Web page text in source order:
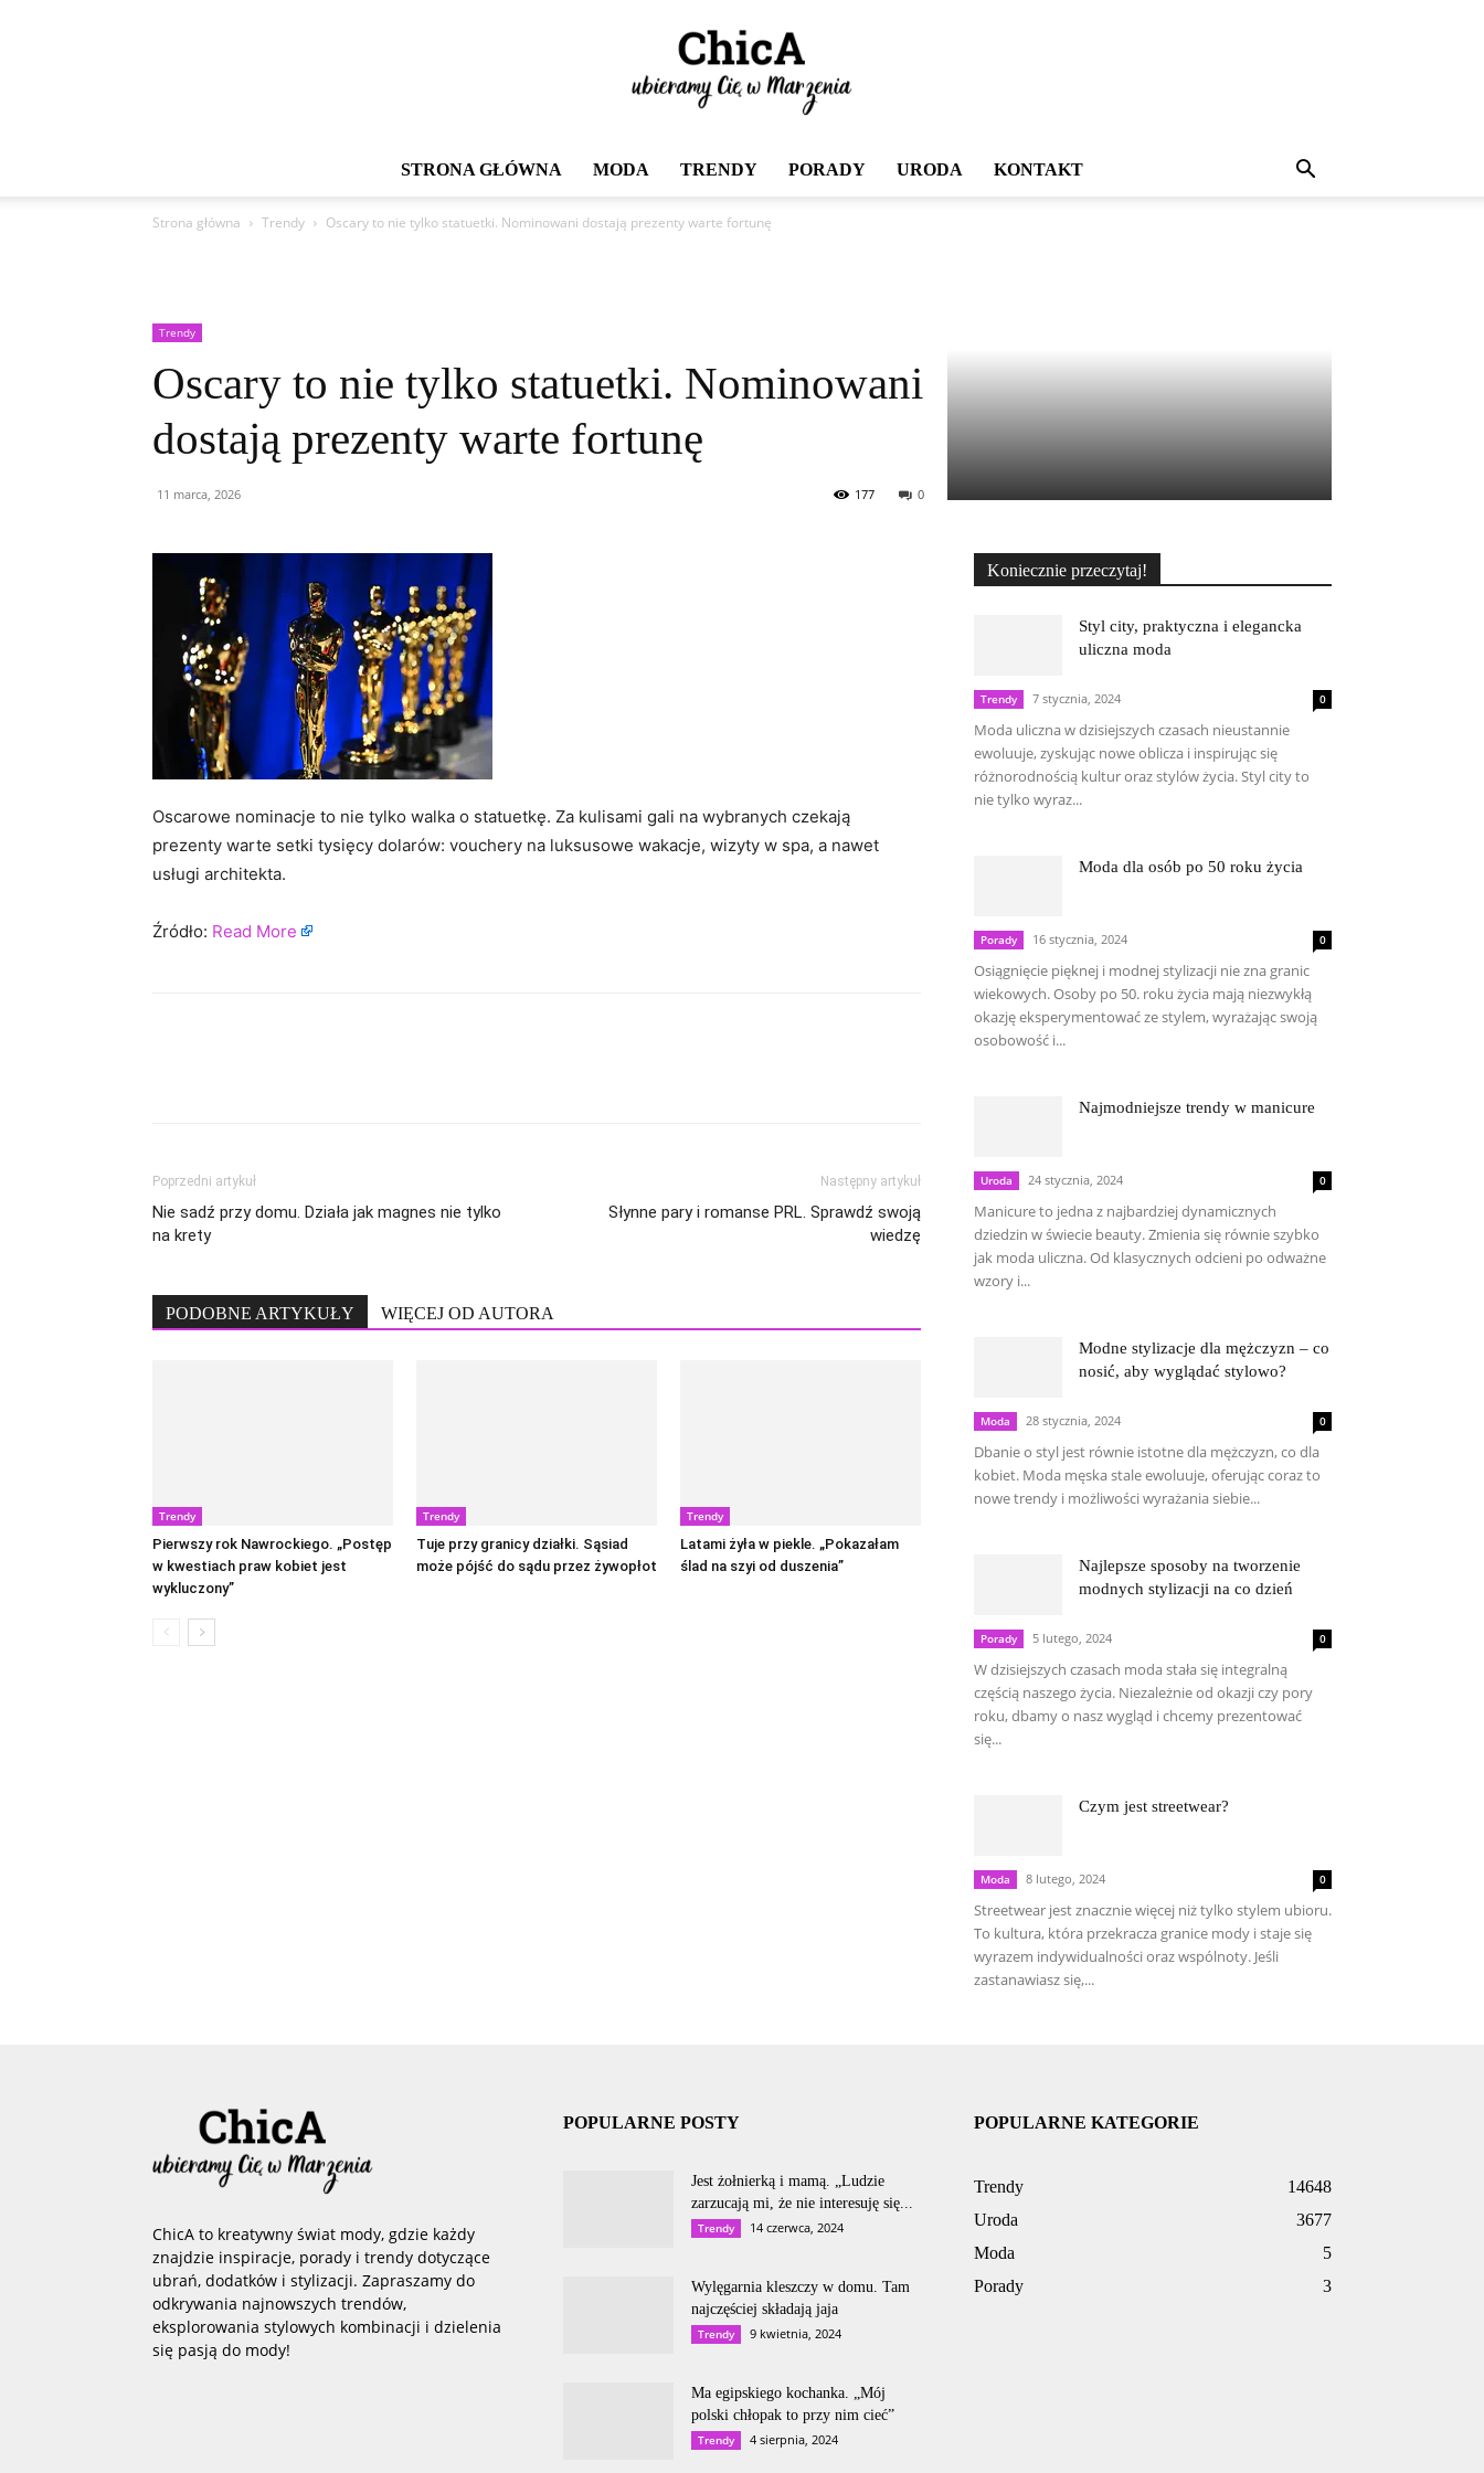
STRONA GŁÓWNA MODA TRENDY PORADY URODA KONTAKT
Strona główna Trendy Oscary to nie tylko statuetki. Nominowani dostają prezenty warte fortunę
Trendy
Oscary to nie tylko statuetki. Nominowani
dostają prezenty warte fortunę
11 marca, 2026 0
177
Oscarowe nominacje to nie tylko walka o statuetkę. Za kulisami gali na wybranych czekają
prezenty warte setki tysięcy dolarów: vouchery na luksusowe wakacje, wizyty w spa, a nawet
usługi architekta.
Źródło: Read More
Poprzedni artykuł
Nie sadź przy domu. Działa jak magnes nie tylko
na krety
Następny artykuł
Słynne pary i romanse PRL. Sprawdź swoją
wiedzę
PODOBNE ARTYKUŁY WIĘCEJ OD AUTORA
Trendy
Pierwszy rok Nawrockiego. „Postęp
w kwestiach praw kobiet jest
wykluczony”
Trendy
Tuje przy granicy działki. Sąsiad
może pójść do sądu przez żywopłot
Trendy
Latami żyła w piekle. „Pokazałam
ślad na szyi od duszenia”
Koniecznie przeczytaj!
Styl city, praktyczna i elegancka
uliczna moda
Trendy 7 stycznia, 2024 0
Moda uliczna w dzisiejszych czasach nieustannie
ewoluuje, zyskując nowe oblicza i inspirując się
różnorodnością kultur oraz stylów życia. Styl city to
nie tylko wyraz...
Moda dla osób po 50 roku życia
Porady 16 stycznia, 2024 0
Osiągnięcie pięknej i modnej stylizacji nie zna granic
wiekowych. Osoby po 50. roku życia mają niezwykłą
okazję eksperymentować ze stylem, wyrażając swoją
osobowość i...
Najmodniejsze trendy w manicure
Uroda 24 stycznia, 2024 0
Manicure to jedna z najbardziej dynamicznych
dziedzin w świecie beauty. Zmienia się równie szybko
jak moda uliczna. Od klasycznych odcieni po odważne
wzory i...
Modne stylizacje dla mężczyzn – co
nosić, aby wyglądać stylowo?
Moda 28 stycznia, 2024 0
Dbanie o styl jest równie istotne dla mężczyzn, co dla
kobiet. Moda męska stale ewoluuje, oferując coraz to
nowe trendy i możliwości wyrażania siebie...
Najlepsze sposoby na tworzenie
modnych stylizacji na co dzień
Porady 5 lutego, 2024 0
W dzisiejszych czasach moda stała się integralną
częścią naszego życia. Niezależnie od okazji czy pory
roku, dbamy o nasz wygląd i chcemy prezentować
się...
Czym jest streetwear?
Moda 8 lutego, 2024 0
Streetwear jest znacznie więcej niż tylko stylem ubioru.
To kultura, która przekracza granice mody i staje się
wyrazem indywidualności oraz wspólnoty. Jeśli
zastanawiasz się,...
ChicA to kreatywny świat mody, gdzie każdy
znajdzie inspiracje, porady i trendy dotyczące
ubrań, dodatków i stylizacji. Zapraszamy do
odkrywania najnowszych trendów,
eksplorowania stylowych kombinacji i dzielenia
się pasją do mody!
POPULARNE POSTY
Jest żołnierką i mamą. „Ludzie
zarzucają mi, że nie interesuję się...
Trendy 14 czerwca, 2024
Wylęgarnia kleszczy w domu. Tam
najczęściej składają jaja
Trendy 9 kwietnia, 2024
Ma egipskiego kochanka. „Mój
polski chłopak to przy nim cieć”
Trendy 4 sierpnia, 2024
POPULARNE KATEGORIE
Trendy
14648
Uroda
3677
Moda
5
Porady
3